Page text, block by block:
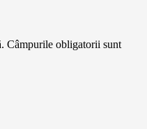
Câmpurile obligatorii sunt